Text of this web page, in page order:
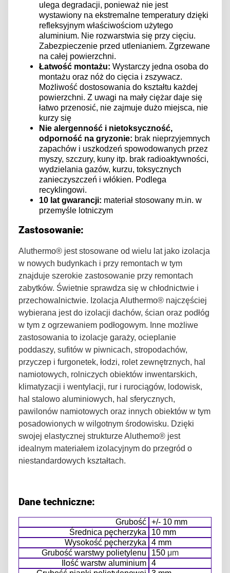
ulega degradacji, ponieważ nie jest
wystawiony na ekstremalne temperatury dzięki
refleksyjnym właściwościom użytego
aluminium. Nie rozwarstwia się przy cięciu.
Zabezpieczenie przed utlenianiem. Zgrzewane
na całej powierzchni.
Łatwość montażu: Wystarczy jedna osoba do
montażu oraz nóż do cięcia i zszywacz.
Możliwość dostosowania do kształtu każdej
powierzchni. Z uwagi na mały ciężar daje się
łatwo przenosić, nie zajmuje dużo miejsca, nie
kurzy się
Nie alergenność i nietoksyczność,
odporność na gryzonie: brak nieprzyjemnych
zapachów i uszkodzeń spowodowanych przez
myszy, szczury, kuny itp. brak radioaktywności,
wydzielania gazów, kurzu, toksycznych
zanieczyszczeń i włókien. Podlega
recyklingowi.
10 lat gwarancji: materiał stosowany m.in. w
przemyśle lotniczym
Zastosowanie:
Aluthermo® jest stosowane od wielu lat jako izolacja
w nowych budynkach i przy remontach w tym
znajduje szerokie zastosowanie przy remontach
zabytków. Świetnie sprawdza się w chłodnictwie i
przechowalnictwie. Izolacja Aluthermo® najczęściej
wybierana jest do izolacji dachów, ścian oraz podłóg
w tym z ogrzewaniem podłogowym. Inne możliwe
zastosowania to izolacje garaży, ocieplanie
poddaszy, sufitów w piwnicach, stropodachów,
przyczep i furgonetek, łodzi, rolet zewnętrznych, hal
namiotowych, rolniczych obiektów inwentarskich,
klimatyzacji i wentylacji, rur i rurociągów, lodowisk,
hal stalowo aluminiowych, hal sferycznych,
pawilonów namiotowych oraz innych obiektów w tym
posadowionych w wilgotnym środowisku. Dzięki
swojej elastycznej strukturze Aluthemo® jest
idealnym materiałem izolacyjnym do przegród o
niestandardowych kształtach.
Dane techniczne:
Grubość +/- 10 mm
Średnica pęcherzyka
10 mm
Wysokość pęcherzyka 4 mm
Grubość warstwy polietylenu
150 μm
Ilość warstw aluminium 4